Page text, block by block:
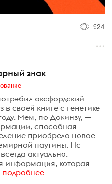
924
знак
оксфордский
своей книге о генетике
Мем, по Докинзу, —
способная
приобрело новое
паутины. На
актуально.
информация, которая
подробнее